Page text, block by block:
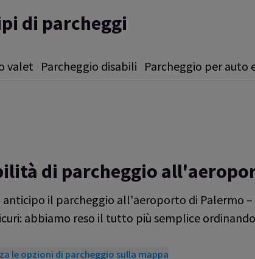
di parcheggi
valet Parcheggio disabili Parcheggio per auto
di parcheggio
anticipo il parcheggio all'aeroporto di Palermo
abbiamo reso il tutto più semplice
le opzioni di parcheggio sulla mappa